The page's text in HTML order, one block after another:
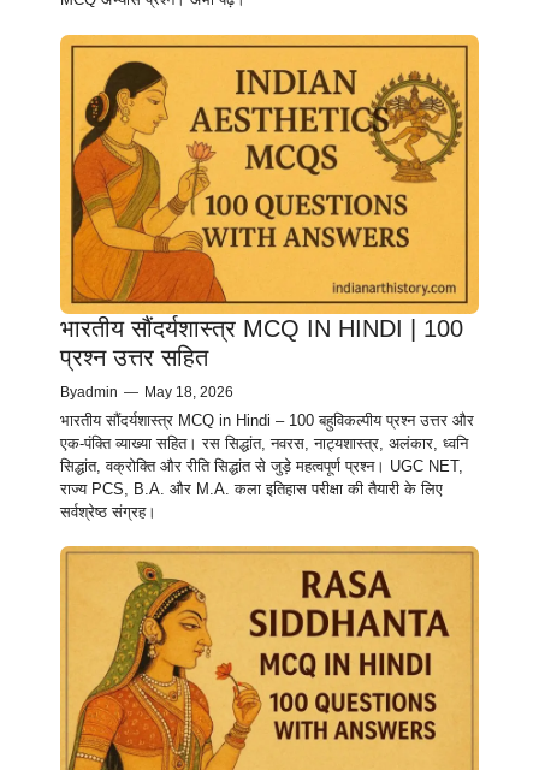
भारतीय सौंदर्यशास्त्र MCQ IN HINDI | 100
प्रश्न उत्तर सहित
Byadmin — May 18, 2026
भारतीय सौंदर्यशास्त्र MCQ in Hindi – 100 बहुविकल्पीय प्रश्न उत्तर और
एक-पंक्ति व्याख्या सहित। रस सिद्धांत, नवरस, नाट्यशास्त्र, अलंकार, ध्वनि
सिद्धांत, वक्रोक्ति और रीति सिद्धांत से जुड़े महत्वपूर्ण प्रश्न। UGC NET,
राज्य PCS, B.A. और M.A. कला इतिहास परीक्षा की तैयारी के लिए
सर्वश्रेष्ठ संग्रह।